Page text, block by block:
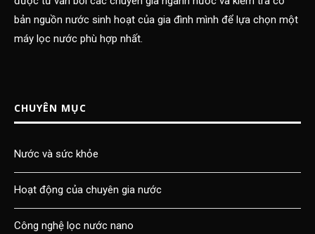
bản nguồn nước sinh hoạt của gia đình mình để lựa chọn một
máy lọc nước phù hợp nhất.
CHUYÊN MỤC
Nước và sức khỏe
Hoạt động của chuyên gia nước
Công nghệ lọc nước nano